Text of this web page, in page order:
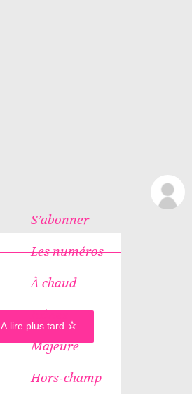
S’abonner
Les numéros
À chaud
Icônes
Majeure
Hors-champ
A lire plus tard